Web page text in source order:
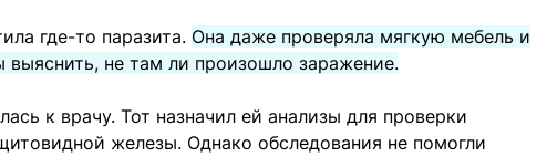
где-то паразита. Она даже проверяла мягкую мебель и
выяснить, не там ли произошло заражение.
к врачу. Тот назначил ей анализы для проверки
железы. Однако обследования не помогли